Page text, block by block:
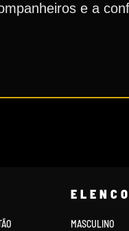
e a
MASCULINO